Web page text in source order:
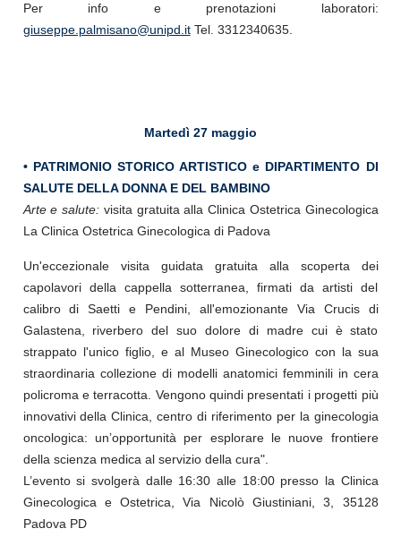
Per info e prenotazioni laboratori:
giuseppe.palmisano@unipd.itTel. 3312340635.
Martedì 27 maggio
• PATRIMONIO STORICO ARTISTICO e DIPARTIMENTO DI
SALUTE DELLA DONNA E DEL BAMBINO
Arte e salute: visita gratuita alla Clinica Ostetrica Ginecologica
La Clinica Ostetrica Ginecologica di Padova
Un'eccezionale visita guidata gratuita alla scoperta dei
capolavori della cappella sotterranea, firmati da artisti del
calibro di Saetti e Pendini, all'emozionante Via Crucis di
Galastena, riverbero del suo dolore di madre cui è stato
strappato l'unico figlio, e al Museo Ginecologico con la sua
straordinaria collezione di modelli anatomici femminili in cera
policroma e terracotta. Vengono quindi presentati i progetti più
innovativi della Clinica, centro di riferimento per la ginecologia
oncologica: un’opportunità per esplorare le nuove frontiere
della scienza medica al servizio della cura".
L’evento si svolgerà dalle 16:30 alle 18:00 presso la Clinica
Ginecologica e Ostetrica, Via Nicolò Giustiniani, 3, 35128
Padova PD